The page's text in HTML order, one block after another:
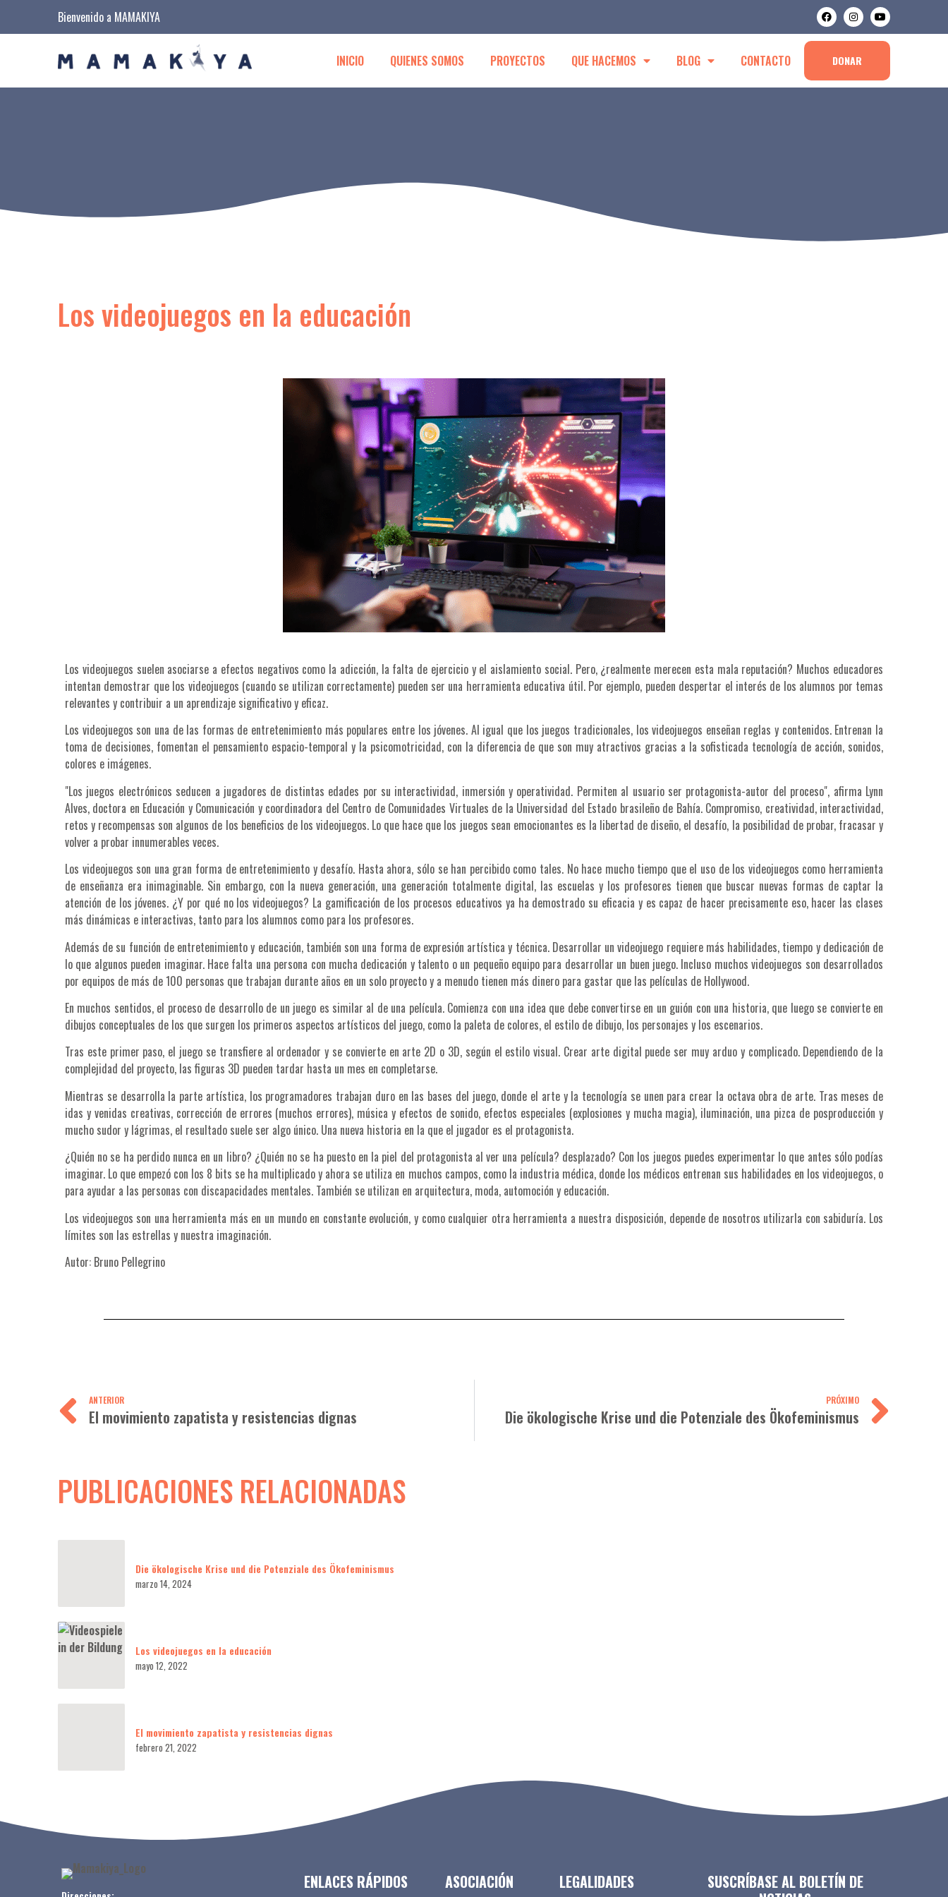
Bienvenido a MAMAKIYA
INICIO QUIENES SOMOS PROYECTOS QUE HACEMOS BLOG CONTACTO DONAR
Los videojuegos en la educación
Los videojuegos suelen asociarse a efectos negativos como la adicción, la falta de ejercicio y el aislamiento social. Pero, ¿realmente merecen esta mala reputación? Muchos educadores
intentan demostrar que los videojuegos (cuando se utilizan correctamente) pueden ser una herramienta educativa útil. Por ejemplo, pueden despertar el interés de los alumnos por temas
relevantes y contribuir a un aprendizaje significativo y eficaz.
Los videojuegos son una de las formas de entretenimiento más populares entre los jóvenes. Al igual que los juegos tradicionales, los videojuegos enseñan reglas y contenidos. Entrenan la
toma de decisiones, fomentan el pensamiento espacio-temporal y la psicomotricidad, con la diferencia de que son muy atractivos gracias a la sofisticada tecnología de acción, sonidos,
colores e imágenes.
"Los juegos electrónicos seducen a jugadores de distintas edades por su interactividad, inmersión y operatividad. Permiten al usuario ser protagonista-autor del proceso", afirma Lynn
Alves, doctora en Educación y Comunicación y coordinadora del Centro de Comunidades Virtuales de la Universidad del Estado brasileño de Bahía. Compromiso, creatividad, interactividad,
retos y recompensas son algunos de los beneficios de los videojuegos. Lo que hace que los juegos sean emocionantes es la libertad de diseño, el desafío, la posibilidad de probar, fracasar y
volver a probar innumerables veces.
Los videojuegos son una gran forma de entretenimiento y desafío. Hasta ahora, sólo se han percibido como tales. No hace mucho tiempo que el uso de los videojuegos como herramienta
de enseñanza era inimaginable. Sin embargo, con la nueva generación, una generación totalmente digital, las escuelas y los profesores tienen que buscar nuevas formas de captar la
atención de los jóvenes. ¿Y por qué no los videojuegos? La gamificación de los procesos educativos ya ha demostrado su eficacia y es capaz de hacer precisamente eso, hacer las clases
más dinámicas e interactivas, tanto para los alumnos como para los profesores.
Además de su función de entretenimiento y educación, también son una forma de expresión artística y técnica. Desarrollar un videojuego requiere más habilidades, tiempo y dedicación de
lo que algunos pueden imaginar. Hace falta una persona con mucha dedicación y talento o un pequeño equipo para desarrollar un buen juego. Incluso muchos videojuegos son desarrollados
por equipos de más de 100 personas que trabajan durante años en un solo proyecto y a menudo tienen más dinero para gastar que las películas de Hollywood.
En muchos sentidos, el proceso de desarrollo de un juego es similar al de una película. Comienza con una idea que debe convertirse en un guión con una historia, que luego se convierte en
dibujos conceptuales de los que surgen los primeros aspectos artísticos del juego, como la paleta de colores, el estilo de dibujo, los personajes y los escenarios.
Tras este primer paso, el juego se transfiere al ordenador y se convierte en arte 2D o 3D, según el estilo visual. Crear arte digital puede ser muy arduo y complicado. Dependiendo de la
complejidad del proyecto, las figuras 3D pueden tardar hasta un mes en completarse.
Mientras se desarrolla la parte artística, los programadores trabajan duro en las bases del juego, donde el arte y la tecnología se unen para crear la octava obra de arte. Tras meses de
idas y venidas creativas, corrección de errores (muchos errores), música y efectos de sonido, efectos especiales (explosiones y mucha magia), iluminación, una pizca de posproducción y
mucho sudor y lágrimas, el resultado suele ser algo único. Una nueva historia en la que el jugador es el protagonista.
¿Quién no se ha perdido nunca en un libro? ¿Quién no se ha puesto en la piel del protagonista al ver una película? desplazado? Con los juegos puedes experimentar lo que antes sólo podías
imaginar. Lo que empezó con los 8 bits se ha multiplicado y ahora se utiliza en muchos campos, como la industria médica, donde los médicos entrenan sus habilidades en los videojuegos, o
para ayudar a las personas con discapacidades mentales. También se utilizan en arquitectura, moda, automoción y educación.
Los videojuegos son una herramienta más en un mundo en constante evolución, y como cualquier otra herramienta a nuestra disposición, depende de nosotros utilizarla con sabiduría. Los
límites son las estrellas y nuestra imaginación.
Autor: Bruno Pellegrino
ANTERIOR
El movimiento zapatista y resistencias dignas
PRÓXIMO
Die ökologische Krise und die Potenziale des Ökofeminismus
PUBLICACIONES RELACIONADAS
Die ökologische Krise und die Potenziale des Ökofeminismus
marzo 14, 2024
Los videojuegos en la educación
mayo 12, 2022
El movimiento zapatista y resistencias dignas
febrero 21, 2022
ENLACES RÁPIDOS ASOCIACIÓN LEGALIDADES
SUSCRÍBASE AL BOLETÍN DE